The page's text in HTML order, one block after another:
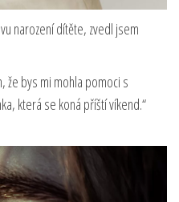
narození dítěte, zvedl jsem
že bys mi mohla pomoci s
která se koná příští víkend.“